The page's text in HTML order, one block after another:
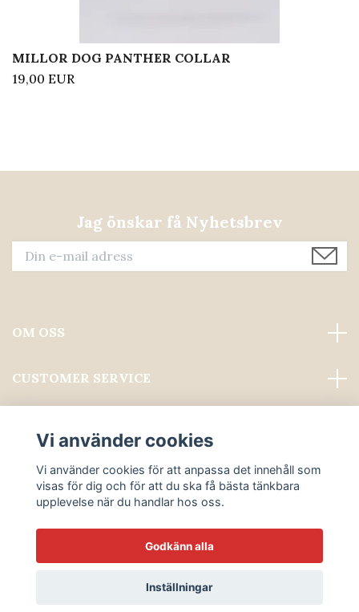
MILLOR DOG PANTHER COLLAR
19,00 EUR
Jag önskar få Nyhetsbrev
OM OSS
CUSTOMER SERVICE
Sociala medier
© 2026 ALWAYS PROFESSIONAL GROOMING
Vi använder cookies
Vi använder cookies för att anpassa det innehåll som
visas för dig och för att du ska få bästa tänkbara
upplevelse när du handlar hos oss.
Godkänn alla
Inställningar